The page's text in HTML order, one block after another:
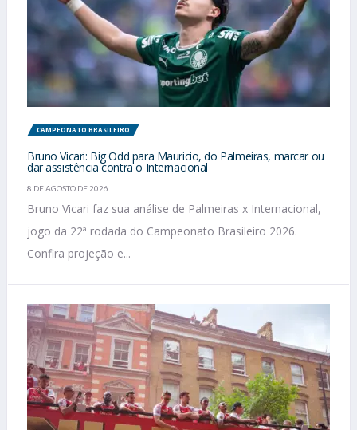
CAMPEONATO BRASILEIRO
Bruno Vicari: Big Odd para Mauricio, do Palmeiras, marcar ou
dar assistência contra o Internacional
8 DE AGOSTO DE 2026
Bruno Vicari faz sua análise de Palmeiras x Internacional,
jogo da 22ª rodada do Campeonato Brasileiro 2026.
Confira projeção e...